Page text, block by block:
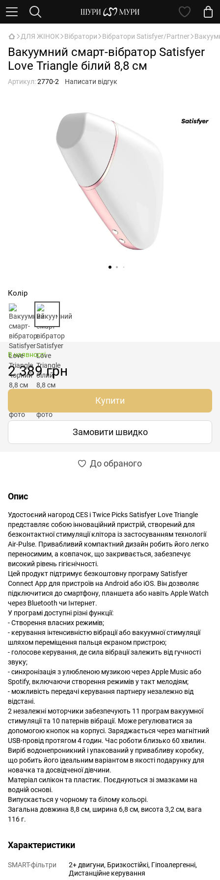
ДЛЯ ЖІНОК Вібратори Вібратори Satisfyer/Partner
Вакуумний смарт-вібратор Satisfyer
Love Triangle білий 8,8 см
Артикул:2770-2 Написати відгук
Колір
В наявності
2 389 грн
Купити
Замовити швидко
До обраного
Опис
Удостоєний нагород CES і Twice Picks Satisfyer Love Triangle
представляє собою інноваційний пристрій, створений для
безконтактної стимуляції клітора із застосуванням технології
Air-Pulse. Привабливий компактний дизайн робить його легко
переносимим, а ковпачок, що закривається, забезпечує
високий рівень гігієнічності.
Цей продукт підтримує безкоштовну програму Satisfyer
Connect App для пристроїв на Android або iOS. Він дозволяє
підключитися до смартфону, планшета або навіть Apple Watch
через Bluetooth чи Інтернет.
У програмі доступні різні функції:
- Створення власних режимів;
- керування інтенсивністю вібрації або вакуумної стимуляції
шляхом переміщення пальця екраном пристрою;
- голосове керування, де сила вібрації залежить від гучності
звуку;
- синхронізація з улюбленою музикою через Apple Music або
Spotify, включаючи створення режимів у такт мелодіям;
- можливість передачі керування партнеру незалежно від
відстані.
2 незалежні моторчики забезпечують 11 програм вакуумної
стимуляції та 10 патернів вібрації. Може регулюватися за
допомогою кнопок на корпусі. Заряджається через магнітний
USB-провід протягом 4 годин. Час роботи близько 60 хвилин.
Виріб водонепроникний і упакований у привабливу коробку,
що робить його ідеальним варіантом в якості подарунку для
новачка та досвідченої дівчини.
Матеріал силікон та пластик. Поєднуються зі змазками на
водній основі.
Випускається у чорному та білому кольорі.
Загальна довжина 8,8 см, ширина 6,8 см, висота 3,2 см, вага
116 г.
Характеристики
SMART-фільтри
2+ двигуни, Бризкостійкі, Гіпоалергенні,
Дистанційне керування